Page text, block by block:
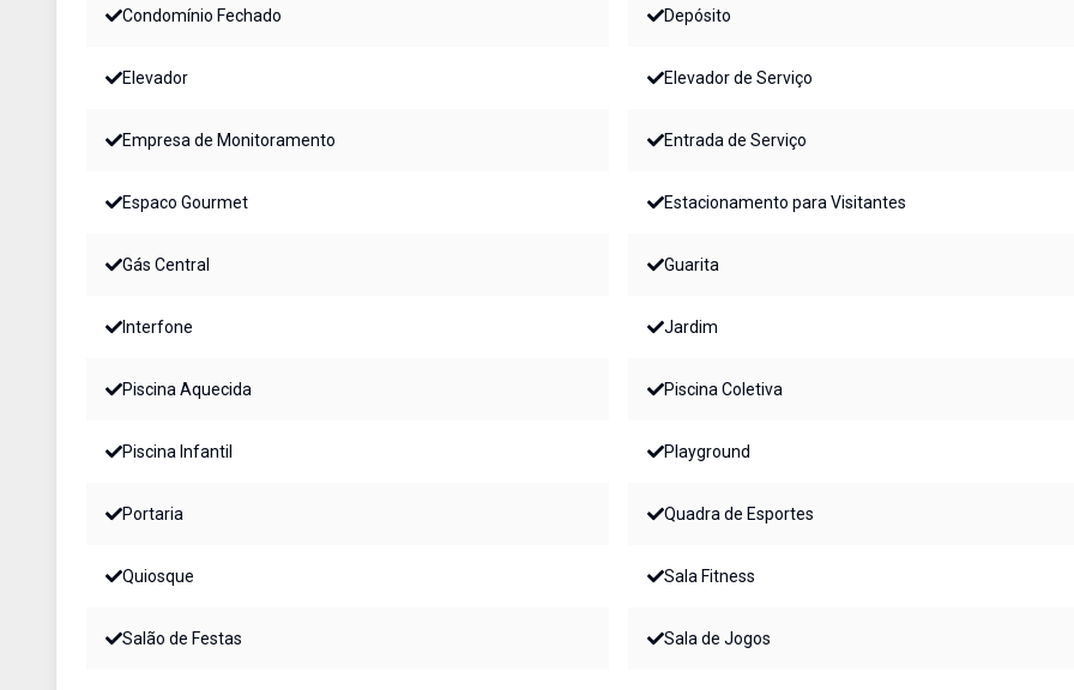
Condomínio Fechado Depósito
Elevador Elevador de Serviço
Empresa de Monitoramento Entrada de Serviço
Espaco Gourmet Estacionamento para Visitantes
Gás Central Guarita
Interfone Jardim
Piscina Aquecida Piscina Coletiva
Piscina Infantil Playground
Portaria Quadra de Esportes
Quiosque Sala Fitness
Salão de Festas Sala de Jogos